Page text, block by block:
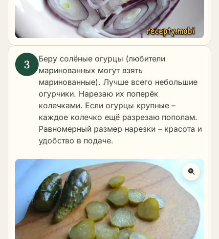
Беру солёные огурцы (любители
маринованных могут взять
маринованные). Лучше всего небольшие
огурчики. Нарезаю их поперёк
колечками. Если огурцы крупные –
каждое колечко ещё разрезаю пополам.
Равномерный размер нарезки – красота и
удобство в подаче.